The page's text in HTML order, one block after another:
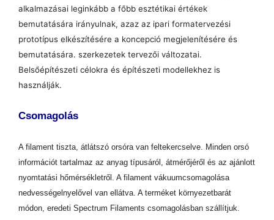
alkalmazásai leginkább a főbb esztétikai értékek
bemutatására irányulnak, azaz az ipari formatervezési
prototípus elkészítésére a koncepció megjelenítésére és
bemutatására. szerkezetek tervezői változatai.
Belsőépítészeti célokra és építészeti modellekhez is
használják.
Csomagolás
A filament tiszta, átlátszó orsóra van feltekercselve. Minden orsó
információt tartalmaz az anyag típusáról, átmérőjéről és az ajánlott
nyomtatási hőmérsékletről. A filament vákuumcsomagolása
nedvességelnyelővel van ellátva. A terméket környezetbarát
módon, eredeti Spectrum Filaments csomagolásban szállítjuk.